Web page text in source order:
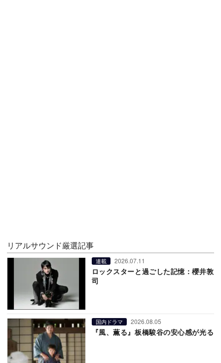
リアルサウンド厳選記事
連載 2026.07.11
ロックスターと過ごした記憶：櫻井敦
司
国内ドラマ 2026.08.05
『風、薫る』板橋駿谷の安心感が光る